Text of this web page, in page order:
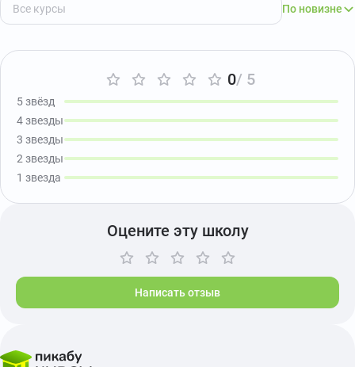
По новизне
0/ 5
5 звёзд
4 звезды
3 звезды
2 звезды
1 звезда
Оцените эту школу
Написать отзыв